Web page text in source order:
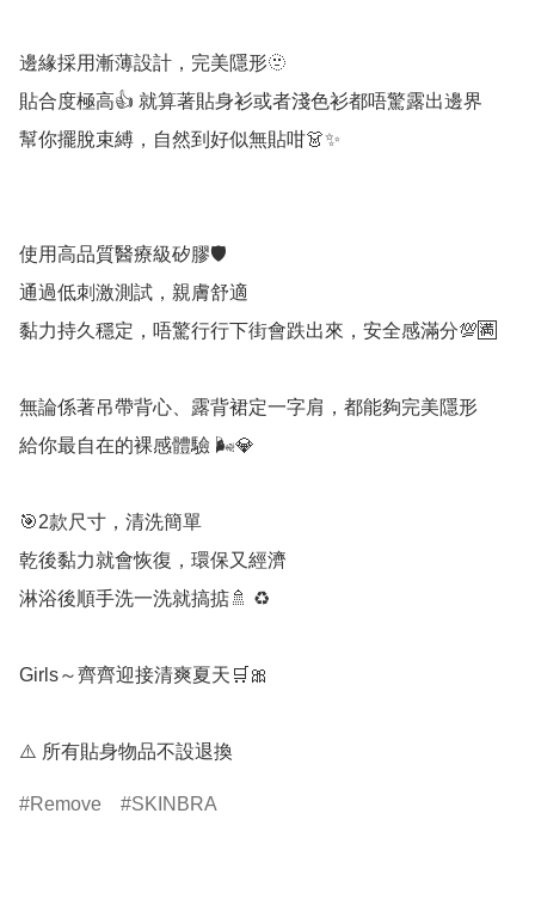
邊緣採用漸薄設計，完美隱形🫥
貼合度極高👍 就算著貼身衫或者淺色衫都唔驚露出邊界
幫你擺脫束縛，自然到好似無貼咁👗✨
使用高品質醫療級矽膠🛡️
通過低刺激測試，親膚舒適
黏力持久穩定，唔驚行行下街會跌出來，安全感滿分💯🈵
無論係著吊帶背心、露背裙定一字肩，都能夠完美隱形
給你最自在的裸感體驗 🌬️💎
🎯2款尺寸，清洗簡單
乾後黏力就會恢復，環保又經濟
淋浴後順手洗一洗就搞掂🚿 ♻️
Girls～齊齊迎接清爽夏天🛒🎀
⚠️ 所有貼身物品不設退換
Remove SKINBRA